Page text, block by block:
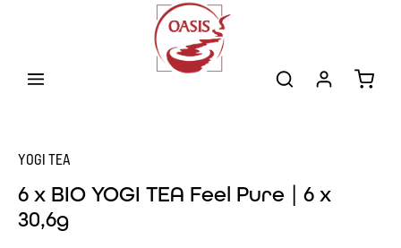
YOGI TEA
6 x BIO YOGI TEA Feel Pure | 6 x
30,6g